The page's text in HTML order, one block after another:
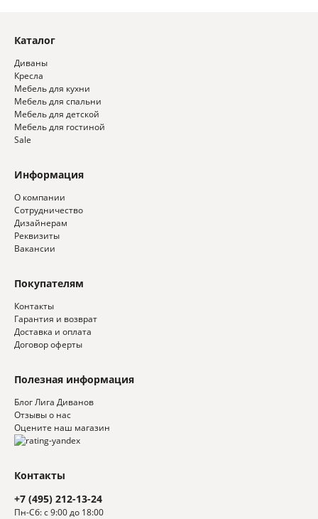
Каталог
Диваны
Кресла
Мебель для кухни
Мебель для спальни
Мебель для детской
Мебель для гостиной
Sale
Информация
О компании
Сотрудничество
Дизайнерам
Реквизиты
Вакансии
Покупателям
Контакты
Гарантия и возврат
Доставка и оплата
Договор оферты
Контакты
+7 (495) 212-13-24
Пн-Сб: с 9:00 до 18:00
Полезная информация
Блог Лига Диванов
Отзывы о нас
Оцените наш магазин